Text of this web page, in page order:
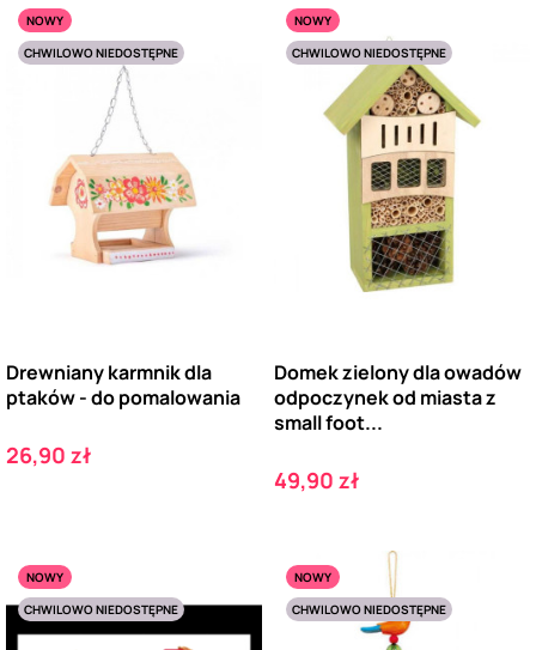
NOWY
CHWILOWO NIEDOSTĘPNE
Drewniany karmnik dla
ptaków - do pomalowania
Cena
26,90 zł
NOWY
CHWILOWO NIEDOSTĘPNE
Domek zielony dla owadów
odpoczynek od miasta z
small foot...
Cena
49,90 zł
NOWY
CHWILOWO NIEDOSTĘPNE
NOWY
CHWILOWO NIEDOSTĘPNE